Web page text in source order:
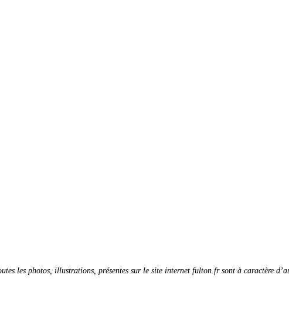
les photos, illustrations, présentes sur le site internet fulton.fr sont à caractère